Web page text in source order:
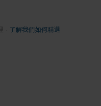
了解我們如何精選